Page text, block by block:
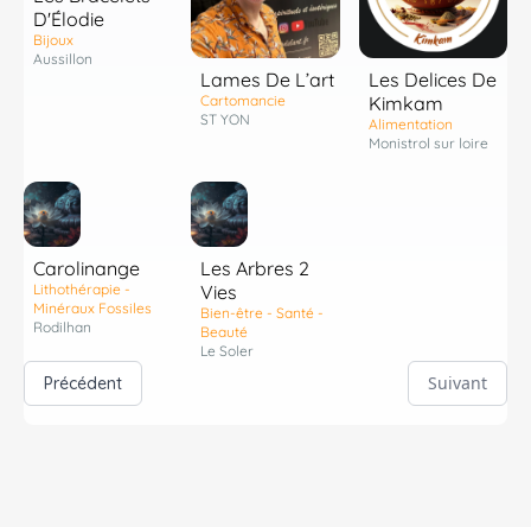
D'Élodie
Bijoux
Aussillon
Lames De L’art
Cartomancie
ST YON
Les Delices De
Kimkam
Alimentation
Monistrol sur loire
Carolinange
Lithothérapie -
Minéraux Fossiles
Rodilhan
Les Arbres 2
Vies
Bien-être - Santé -
Beauté
Le Soler
Précédent Suivant